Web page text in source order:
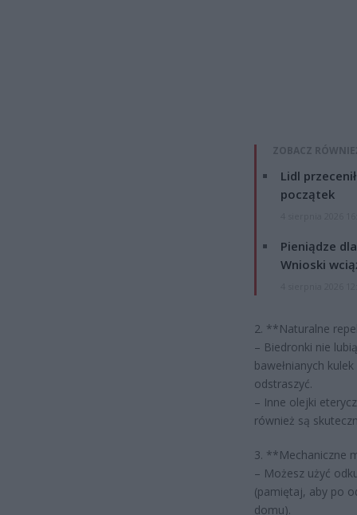
ZOBACZ
Lidl
początek
Pieniądze
Wnioski
2. **Naturalne
– Biedronki nie
bawełnianych
odstraszyć.
– Inne olejki
również są
3. **Mechaniczne
– Możesz użyć
(pamiętaj, aby po
domu).